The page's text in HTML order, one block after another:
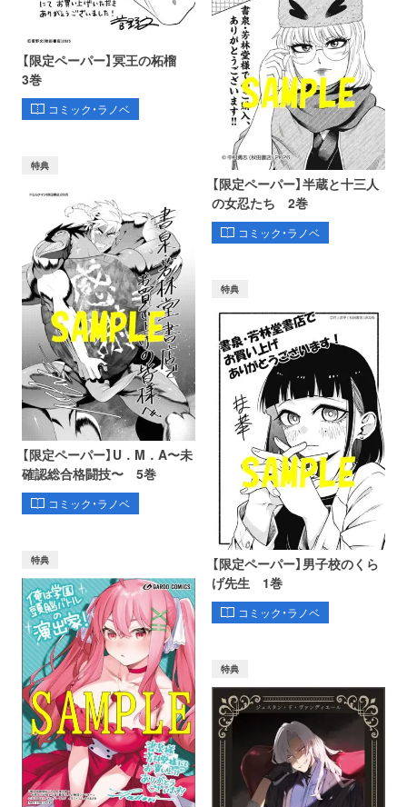
【限定ペーパー】冥王の柘榴
3巻
コミック・ラノベ
【限定ペーパー】半蔵と十三人
の女忍たち 2巻
コミック・ラノベ
特典
【限定ペーパー】U．M．A〜未
確認総合格闘技〜 5巻
コミック・ラノベ
特典
【限定ペーパー】男子校のくら
げ先生 1巻
コミック・ラノベ
特典
特典